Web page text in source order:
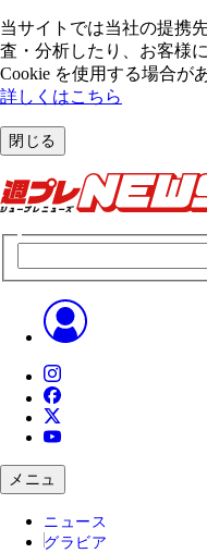
当サイトでは当社の提携
査・分析したり、お客様
Cookie を使⽤する場合が
詳しくはこちら
閉じる
メニュ
ニュース
グラビア